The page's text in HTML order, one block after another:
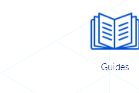
Guides